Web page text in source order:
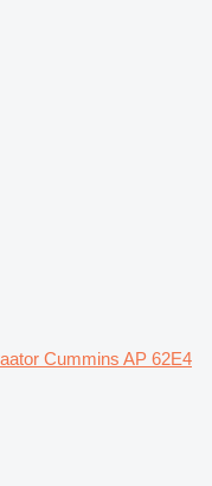
Cummins AP 62E4